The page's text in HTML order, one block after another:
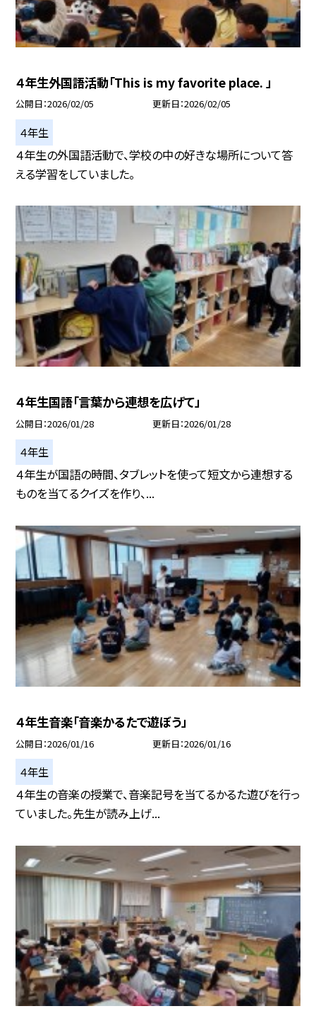
４年生外国語活動「This is my favorite place. 」
公開日 2026/02/05 更新日 2026/02/05
４年生
４年生の外国語活動で、学校の中の好きな場所について答
える学習をしていました。
４年生国語「言葉から連想を広げて」
公開日 2026/01/28 更新日 2026/01/28
４年生
４年生が国語の時間、タブレットを使って短文から連想する
ものを当てるクイズを作り、...
４年生音楽「音楽かるたで遊ぼう」
公開日 2026/01/16 更新日 2026/01/16
４年生
４年生の音楽の授業で、音楽記号を当てるかるた遊びを行っ
ていました。先生が読み上げ...